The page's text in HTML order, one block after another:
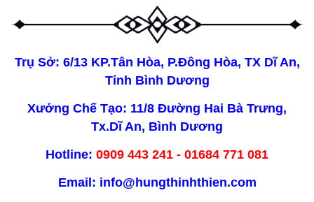
Trụ Sở: 6/13 KP.Tân Hòa, P.Đông Hòa, TX Dĩ An,
Tỉnh Bình Dương
Xưởng Chế Tạo: 11/8 Đường Hai Bà Trưng,
Tx.Dĩ An, Bình Dương
Hotline: 0909 443 241 - 01684 771 081
Email: info@hungthinhthien.com